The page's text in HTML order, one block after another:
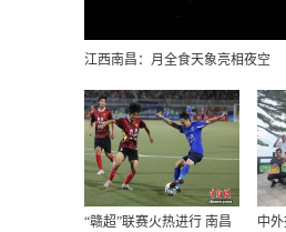
江西南昌：月全食天象亮相夜空
“赣超”联赛火热进行 南昌
中